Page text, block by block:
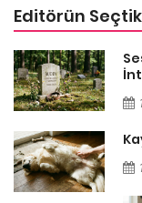
Editörün